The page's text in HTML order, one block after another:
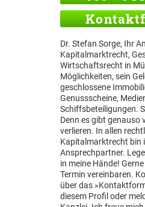
Dr. Stefan Sorge, Ihr
Kapitalmarktrecht,
Wirtschaftsrecht in
Möglichkeiten, sein
geschlossene
Genussscheine,
Schiffsbeteiligungen.
Denn es gibt genauso
verlieren. In allen
Kapitalmarktrecht bin
Ansprechpartner.
in meine Hände!
Termin vereinbaren.
über das
diesem Profil oder